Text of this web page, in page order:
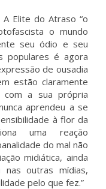
Elite do Atraso “o
o mundo
seu ódio e seu
populares é agora
de ousadia
estão claramente
a sua própria
aprendeu a se
à flor da
uma reação
do mal não
midiática, ainda
nas outras mídias,
pelo que fez.”